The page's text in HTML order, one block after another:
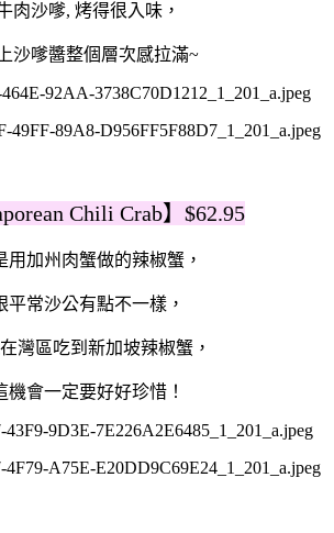
肉沙嗲, 烤得很入味，
沙嗲醬整個層次感拉滿~
Chili Crab】$62.95
用加州肉蟹做的辣椒蟹，
平常沙公有點不一樣，
灣區吃到新加坡辣椒蟹，
機會一定要好好珍惜！